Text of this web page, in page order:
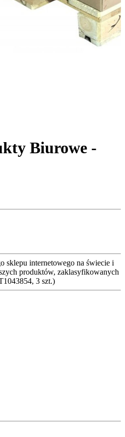
Biurowe -
sklepu internetowego na świecie i
produktów, zaklasyfikowanych
3 szt.)